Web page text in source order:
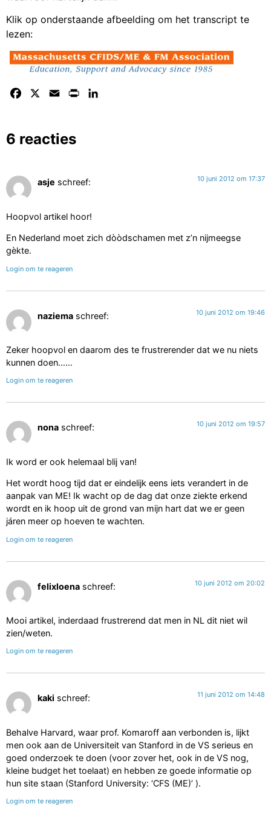
Klik op onderstaande afbeelding om het transcript te
lezen:
Facebook Email Print
6 reacties
asje schreef: 10 juni 2012 om 17:37
Hoopvol artikel hoor!
En Nederland moet zich dòòdschamen met z’n nijmeegse
gèkte.
Login om te reageren
naziema schreef: 10 juni 2012 om 19:46
Zeker hoopvol en daarom des te frustrerender dat we nu niets
kunnen doen……
Login om te reageren
nona schreef: 10 juni 2012 om 19:57
Ik word er ook helemaal blij van!
Het wordt hoog tijd dat er eindelijk eens iets verandert in de
aanpak van ME! Ik wacht op de dag dat onze ziekte erkend
wordt en ik hoop uit de grond van mijn hart dat we er geen
járen meer op hoeven te wachten.
Login om te reageren
felixloena schreef: 10 juni 2012 om 20:02
Mooi artikel, inderdaad frustrerend dat men in NL dit niet wil
zien/weten.
Login om te reageren
kaki schreef: 11 juni 2012 om 14:48
Behalve Harvard, waar prof. Komaroff aan verbonden is, lijkt
men ook aan de Universiteit van Stanford in de VS serieus en
goed onderzoek te doen (voor zover het, ook in de VS nog,
kleine budget het toelaat) en hebben ze goede informatie op
hun site staan (Stanford University: ‘CFS (ME)’ ).
Login om te reageren